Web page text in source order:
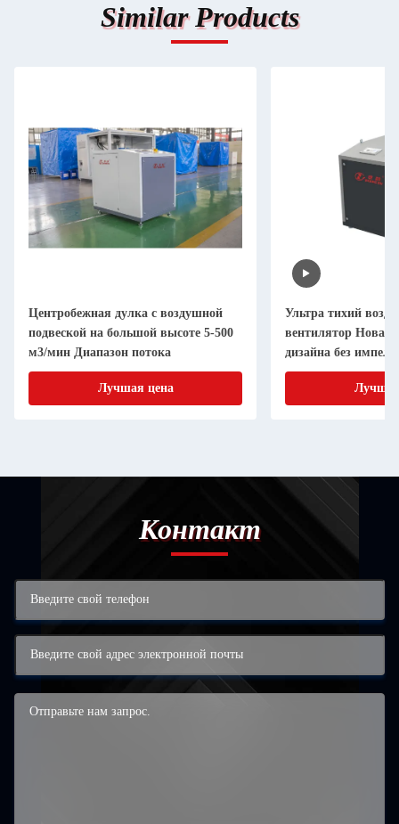
Similar Products
Центробежная дулка с воздушной
подвеской на большой высоте 5-500
м3/мин Диапазон потока
Лучшая цена
Ультра тихий
вентилятор Новая
дизайна без
Контакт